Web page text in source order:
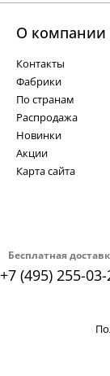
Бесплатная
+7 (495) 255-03-
О компании
Контакты
Фабрики
По странам
Распродажа
Новинки
Акции
Карта сайта